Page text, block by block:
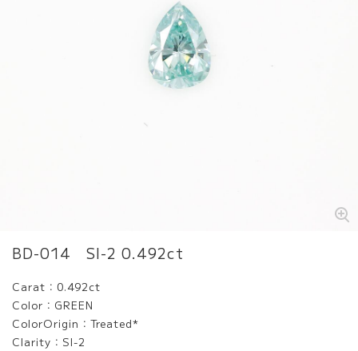
BD-014 SI-2 0.492ct
Carat：0.492ct
Color：GREEN
ColorOrigin：Treated*
Clarity：SI-2